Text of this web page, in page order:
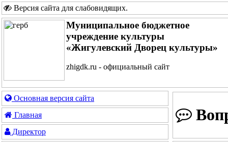
Версия сайта для слабовидящих.
Муниципальное бюджетное
учреждение культуры
«Жигулевский Дворец культуры»
zhigdk.ru - официальный сайт
Основная версия сайта
Главная
Директор